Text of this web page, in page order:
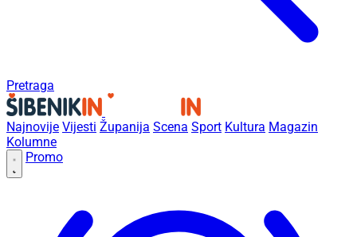
Pretraga
Najnovije Vijesti Županija Scena Sport Kultura Magazin
Kolumne
Promo